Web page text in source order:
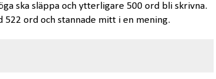
ska släppa och ytterligare 500 ord bli skrivna.
ord och stannade mitt i en mening.